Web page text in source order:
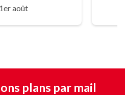
août
plans par mail